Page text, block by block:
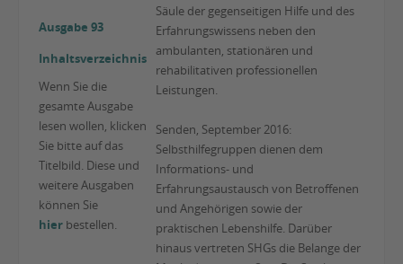
Ausgabe 93
Inhaltsverzeichnis
Wenn Sie die
gesamte Ausgabe
lesen wollen, klicken
Sie bitte auf das
Titelbild. Diese und
weitere Ausgaben
können Sie
hier bestellen.
Säule der gegenseitigen Hilfe und des
Erfahrungswissens neben den
ambulanten, stationären und
rehabilitativen professionellen
Leistungen.
Senden, September 2016:
Selbsthilfegruppen dienen dem
Informations- und
Erfahrungsaustausch von Betroffenen
und Angehörigen sowie der
praktischen Lebenshilfe. Darüber
hinaus vertreten SHGs die Belange der